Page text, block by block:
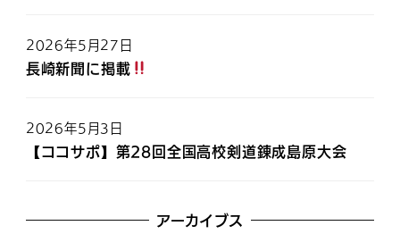
長崎新聞に掲載
2026年5月27日
【ココサポ】第28回全国高校剣道錬成島原大会
2026年5月3日
アーカイブス